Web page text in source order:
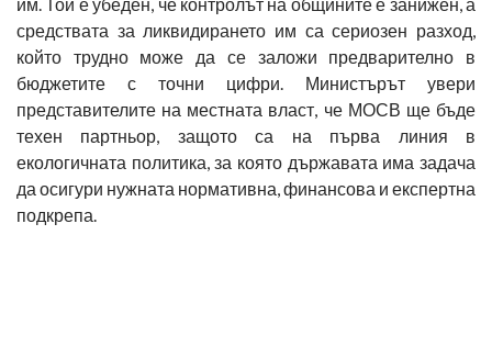
средствата за ликвидирането им са сериозен разход,
който трудно може да се заложи предварително в
бюджетите с точни цифри. Министърът увери
представителите на местната власт, че МОСВ ще бъде
техен партньор, защото са на първа линия в
екологичната политика, за която държавата има задача
да осигури нужната нормативна, финансова и експертна
подкрепа.